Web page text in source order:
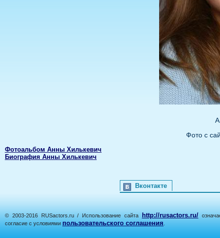
Фото с
Фотоальбом Анны Хилькевич
Биография Анны Хилькевич
Вконтакте
© 2003-2016 RUSactors.ru / Использование сайта http://rusactors.ru/
согласие с условиями пользовательского соглашения